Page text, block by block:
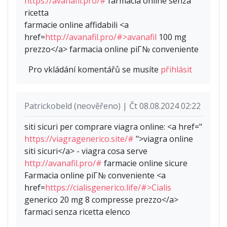
ricetta
farmacie online affidabili <a
href=http://avanafil.pro/#>avanafil 100 mg
prezzo</a> farmacia online piГ№ conveniente
Pro vkládání komentářů se musíte přihlásit
Patrickobeld (neověřeno) | Čt 08.08.2024 02:22
siti sicuri per comprare viagra online: <a href="
https://viagragenerico.site/# ">viagra online
siti sicuri</a> - viagra cosa serve
http://avanafil.pro/# farmacie online sicure
Farmacia online piГ№ conveniente <a
href=https://cialisgenerico.life/#>Cialis
generico 20 mg 8 compresse prezzo</a>
farmaci senza ricetta elenco